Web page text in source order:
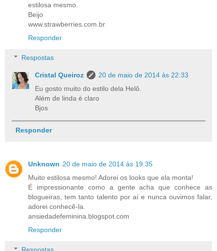
estilosa mesmo.
Beijo
www.strawberries.com.br
Responder
Respostas
Cristal Queiroz
20 de maio de 2014 às 22:33
Eu gosto muito do estilo dela Helô.
Além de linda é claro
Bjos
Responder
Unknown 20 de maio de 2014 às 19:35
Muito estilosa mesmo! Adorei os looks que ela monta!
É impressionante como a gente acha que conhece as
blogueiras, tem tanto talento por aí e nunca ouvimos falar,
adorei conhecê-la.
ansiedadefeminina.blogspot.com
Responder